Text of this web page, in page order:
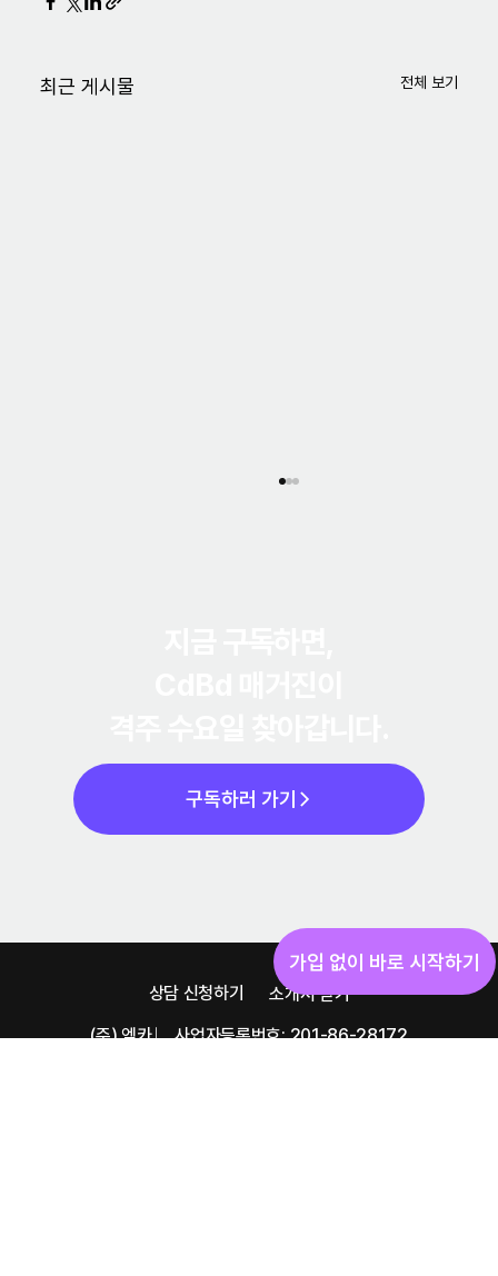
최근 게시물 전체 보기
와 4가지 통증 해결법 (2026)
구독하러 가기
(주) 엠카 ⎸ 사업자등록번호: 201-86-28172
상담 신청하기 소개서 받기
가입 없이 바로 시작하기